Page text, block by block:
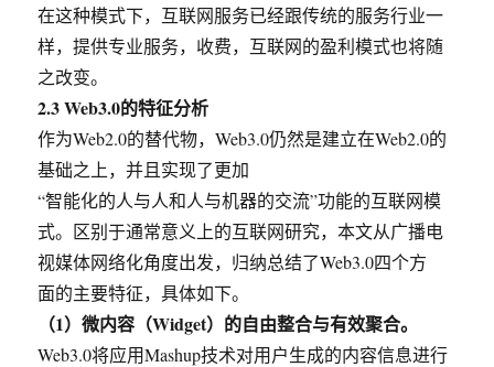
在这种模式下，互联网服务已经跟传统的服务行业一
样，提供专业服务，收费，互联网的盈利模式也将随
之改变。
2.3 Web3.0的特征分析
作为Web2.0的替代物，Web3.0仍然是建立在Web2.0的
基础之上，并且实现了更加
“智能化的人与人和人与机器的交流”功能的互联网模
式。区别于通常意义上的互联网研究，本文从广播电
视媒体网络化角度出发，归纳总结了Web3.0四个方
面的主要特征，具体如下。
（1）微内容（Widget）的自由整合与有效聚合。
Web3.0将应用Mashup技术对用户生成的内容信息进行